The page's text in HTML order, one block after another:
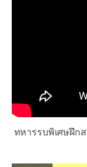
ทหารรบพิเศษฝึก